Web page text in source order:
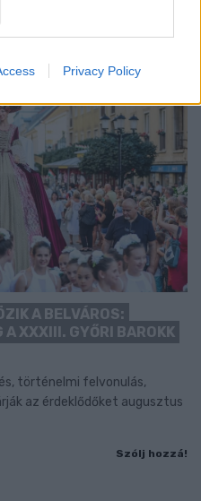
Privacy Policy
A BELVÁROS:
A XXXIII. GYŐRI BAROKK
történelmi felvonulás,
az érdeklődőket augusztus
Szólj hozzá!